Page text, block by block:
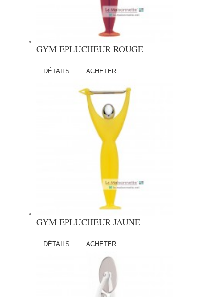
GYM EPLUCHEUR ROUGE
DÉTAILS ACHETER
GYM EPLUCHEUR JAUNE
DÉTAILS ACHETER